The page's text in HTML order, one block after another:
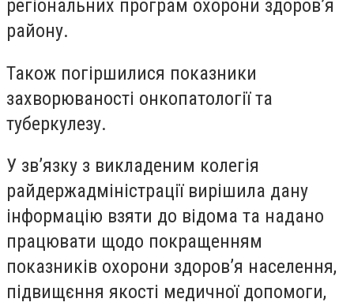
регіональних програм охорони здоров’я
району.
Також погіршилися показники
захворюваності онкопатології та
туберкулезу.
У зв’язку з викладеним колегія
райдержадміністрації вирішила дану
інформацію взяти до відома та надано
працювати щодо покращенням
показників охорони здоров’я населення,
підвищєння якості медичної допомоги,